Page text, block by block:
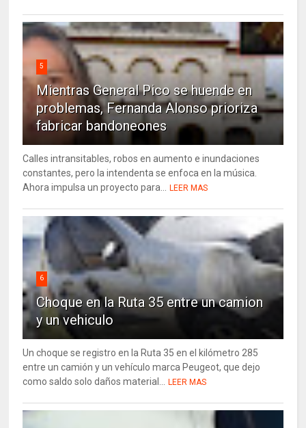
5
Mientras General Pico se huende en
problemas, Fernanda Alonso prioriza
fabricar bandoneones
Calles intransitables, robos en aumento e inundaciones
constantes, pero la intendenta se enfoca en la música.
Ahora impulsa un proyecto para...
LEER MAS
6
Choque en la Ruta 35 entre un camion
y un vehiculo
Un choque se registro en la Ruta 35 en el kilómetro 285
entre un camión y un vehículo marca Peugeot, que dejo
como saldo solo daños material...
LEER MAS